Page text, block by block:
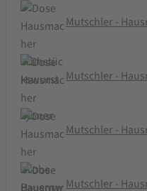
Mutschler -
Mutschler -
Mutschler -
Mutschler -